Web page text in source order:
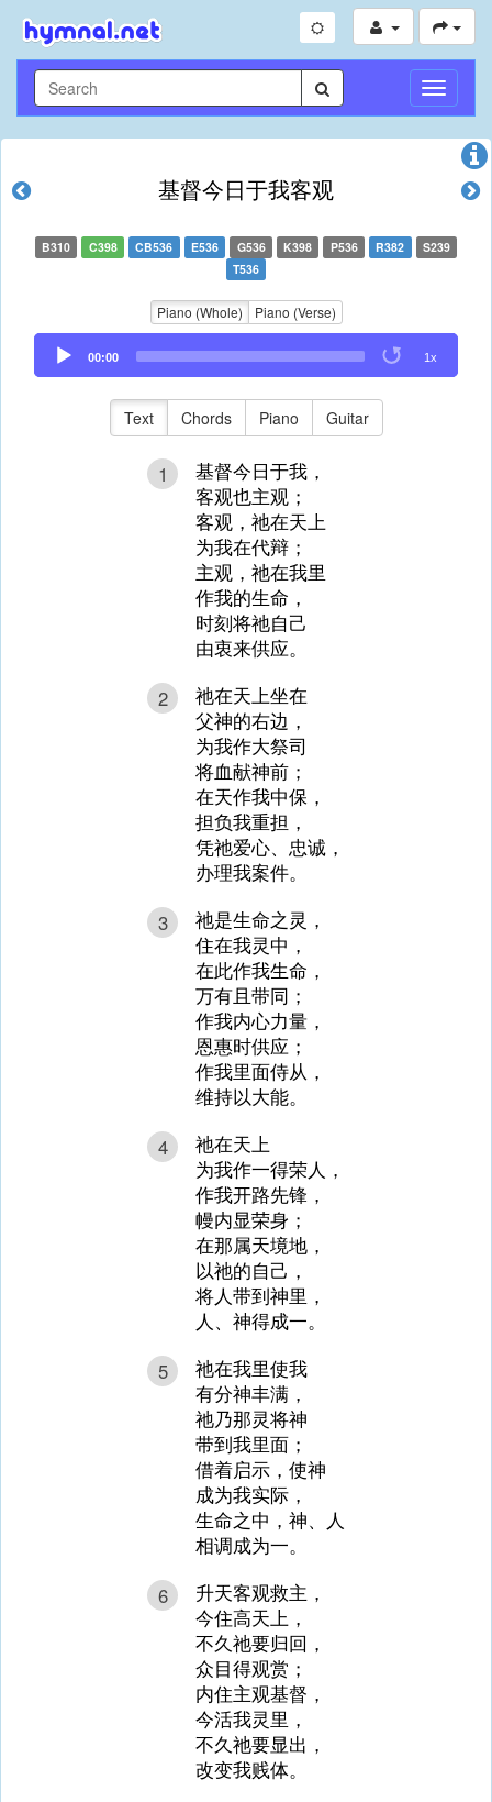
Toggle
基督今日于我客观
B310 C398 CB536 E536 G536 K398 P536 R382
S239
T536
Piano (Whole) Piano (Verse)
Audio
Player
00:00 1x
Text Chords Piano Guitar
1
基督今日于我，
客观也主观；
客观，祂在天上
为我在代辩；
主观，祂在我里
作我的生命，
时刻将祂自己
由衷来供应。
2
祂在天上坐在
父神的右边，
为我作大祭司
将血献神前；
在天作我中保，
担负我重担，
凭祂爱心、忠诚，
办理我案件。
3
祂是生命之灵，
住在我灵中，
在此作我生命，
万有且带同；
作我内心力量，
恩惠时供应；
作我里面侍从，
维持以大能。
4
祂在天上
为我作一得荣人，
作我开路先锋，
幔内显荣身；
在那属天境地，
以祂的自己，
将人带到神里，
人、神得成一。
5
祂在我里使我
有分神丰满，
祂乃那灵将神
带到我里面；
借着启示，使神
成为我实际，
生命之中，神、人
相调成为一。
6
升天客观救主，
今住高天上，
不久祂要归回，
众目得观赏；
内住主观基督，
今活我灵里，
不久祂要显出，
改变我贱体。